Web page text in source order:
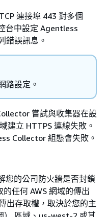
連接埠 443 對多個
台中設定 Agentless
錯誤訊息。
路設定。
嘗試與收集器在設
建立 HTTPS 連線失敗。
Collector 組態會失敗。
您的公司防火牆是否封鎖
任何 AWS 網域的傳出
出存取權，取決於您的主